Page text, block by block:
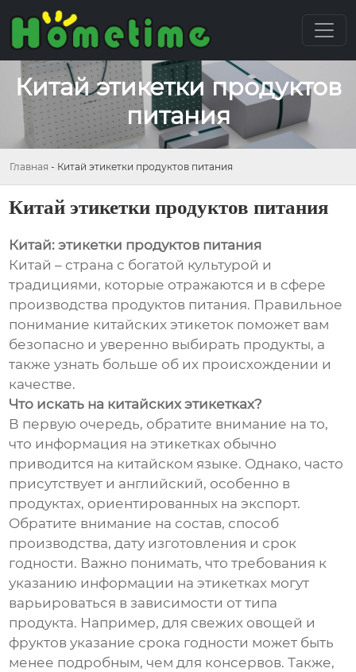
Китай этикетки продуктов
питания
Главная - Китай этикетки продуктов питания
Китай этикетки продуктов питания
Китай: этикетки продуктов питания
Китай – страна с богатой культурой и
традициями, которые отражаются и в сфере
производства продуктов питания. Правильное
понимание китайских этикеток поможет вам
безопасно и уверенно выбирать продукты, а
также узнать больше об их происхождении и
качестве.
Что искать на китайских этикетках?
В первую очередь, обратите внимание на то,
что информация на этикетках обычно
приводится на китайском языке. Однако, часто
присутствует и английский, особенно в
продуктах, ориентированных на экспорт.
Обратите внимание на состав, способ
производства, дату изготовления и срок
годности. Важно понимать, что требования к
указанию информации на этикетках могут
варьироваться в зависимости от типа
продукта. Например, для свежих овощей и
фруктов указание срока годности может быть
менее подробным, чем для консервов. Также,